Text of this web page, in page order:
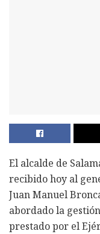
El alcalde de
recibido hoy al
Juan Manuel
abordado la
prestado por el